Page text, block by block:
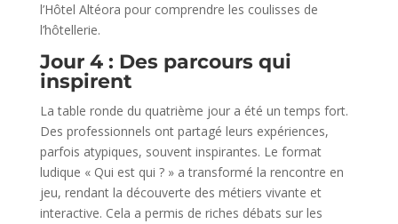
l’Hôtel Altéora pour comprendre les coulisses de
l’hôtellerie.
Jour 4 : Des parcours qui
inspirent
La table ronde du quatrième jour a été un temps fort.
Des professionnels ont partagé leurs expériences,
parfois atypiques, souvent inspirantes. Le format
ludique « Qui est qui ? » a transformé la rencontre en
jeu, rendant la découverte des métiers vivante et
interactive. Cela a permis de riches débats sur les